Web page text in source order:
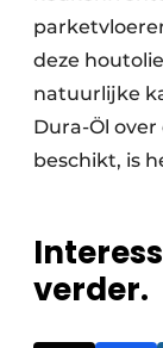
deze
natuurlijke
Dura-Öl
beschikt, is
verder.